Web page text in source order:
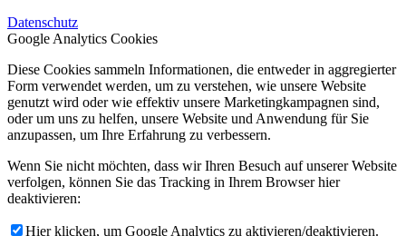
Datenschutz
Google Analytics Cookies
Diese Cookies sammeln Informationen, die entweder in aggregierter
Form verwendet werden, um zu verstehen, wie unsere Website
genutzt wird oder wie effektiv unsere Marketingkampagnen sind,
oder um uns zu helfen, unsere Website und Anwendung für Sie
anzupassen, um Ihre Erfahrung zu verbessern.
Wenn Sie nicht möchten, dass wir Ihren Besuch auf unserer Website
verfolgen, können Sie das Tracking in Ihrem Browser hier
deaktivieren:
Hier klicken, um Google Analytics zu aktivieren/deaktivieren.